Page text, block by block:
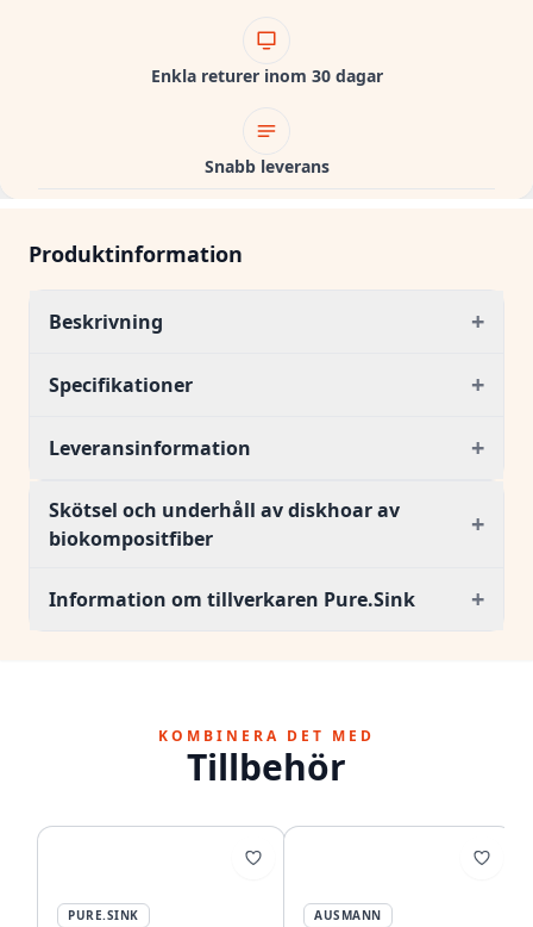
Enkla returer inom 30 dagar
Snabb leverans
Produktinformation
Beskrivning +
Specifikationer +
Leveransinformation +
Skötsel och underhåll av diskhoar av
biokompositfiber
+
Information om tillverkaren Pure.Sink +
KOMBINERA DET MED
Tillbehör
PURE.SINK AUSMANN